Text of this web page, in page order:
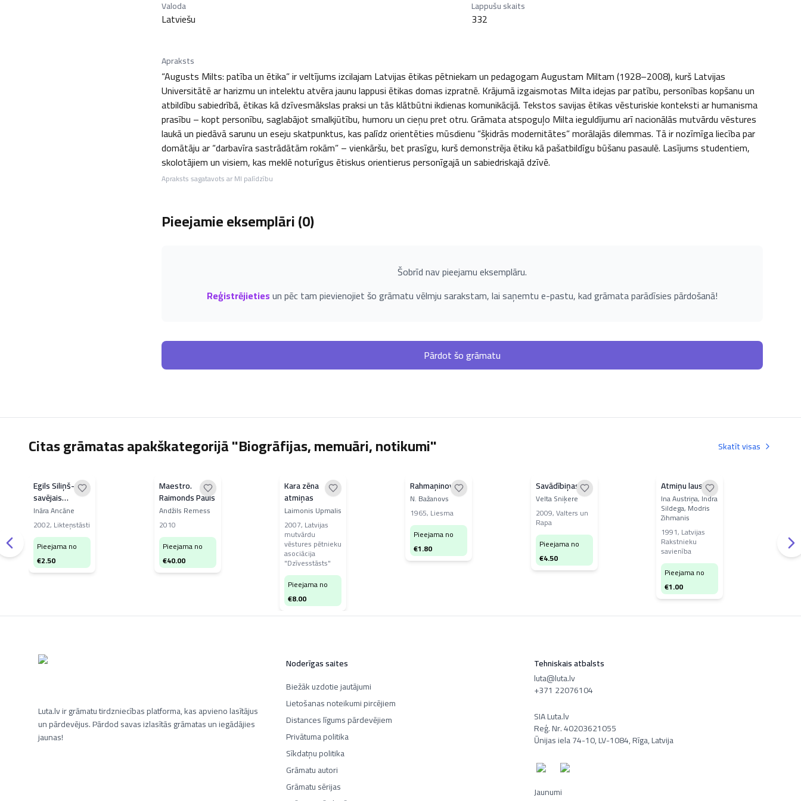
Valoda
Latviešu
Lappušu skaits
332
Apraksts
“Augusts Milts: patība un ētika” ir veltījums izcilajam Latvijas ētikas pētniekam un pedagogam Augustam Miltam (1928–2008), kurš Latvijas
Universitātē ar harizmu un intelektu atvēra jaunu lappusi ētikas domas izpratnē. Krājumā izgaismotas Milta idejas par patību, personības kopšanu un
atbildību sabiedrībā, ētikas kā dzīvesmākslas praksi un tās klātbūtni ikdienas komunikācijā. Tekstos savijas ētikas vēsturiskie konteksti ar humanisma
prasību – kopt personību, saglabājot smalkjūtību, humoru un cieņu pret otru. Grāmata atspoguļo Milta ieguldījumu arī nacionālās mutvārdu vēstures
laukā un piedāvā sarunu un eseju skatpunktus, kas palīdz orientēties mūsdienu “šķidrās modernitātes” morālajās dilemmas. Tā ir nozīmīga liecība par
domātāju ar “darbavīra sastrādātām rokām” – vienkāršu, bet prasīgu, kurš demonstrēja ētiku kā pašatbildīgu būšanu pasaulē. Lasījums studentiem,
skolotājiem un visiem, kas meklē noturīgus ētiskus orientierus personīgajā un sabiedriskajā dzīvē.
Apraksts sagatavots ar MI palīdzību
Pieejamie eksemplāri (0)
Šobrīd nav pieejamu eksemplāru.
Reģistrējietiesun pēc tam pievienojiet šo grāmatu vēlmju sarakstam, lai saņemtu e-pastu, kad grāmata parādīsies pārdošanā!
Pārdot šo grāmatu
Citas grāmatas apakškategorijā "Biogrāfijas, memuāri, notikumi" Skatīt visas
Egils Siliņš-
savējais
svešinieks
Ināra Ancāne
2002, Likteņstāsti
Pieejama no
€2.50
Maestro.
Raimonds Pauls
Andžils Remess
2010
Pieejama no
€40.00
Kara zēna
atmiņas
Laimonis Upmalis
2007, Latvijas
mutvārdu
vēstures pētnieku
asociācija
"Dzīvesstāsts"
Pieejama no
€8.00
Rahmaņinovs
N. Bažanovs
1965, Liesma
Pieejama no
€1.80
Savādībiņas
Velta Sniķere
2009,Valters un
Rapa
Pieejama no
€4.50
Atmiņu lauskas
Ina Austriņa, Indra
Sildega, Modris
Zihmanis
1991, Latvijas
Rakstnieku
savienība
Pieejama no
€1.00
€
Luta.lv ir grāmatu tirdzniecības platforma, kas apvieno lasītājus
un pārdevējus. Pārdod savas izlasītās grāmatas un iegādājies
jaunas!
Noderīgas saites
Biežāk uzdotie jautājumi
Lietošanas noteikumi pircējiem
Distances līgums pārdevējiem
Privātuma politika
Sīkdatņu politika
Grāmatu autori
Grāmatu sērijas
Tehniskais atbalsts
luta@luta.lv
+371 22076104
SIA Luta.lv
Reģ. Nr. 40203621055
Ūnijas iela 74-10, LV-1084, Rīga, Latvija
Jaunumi